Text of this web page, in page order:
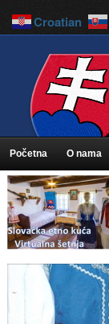
Početna O nama
Croatian